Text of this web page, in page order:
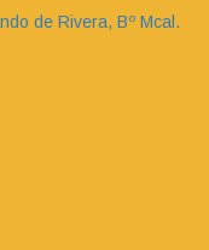
de Rivera, Bº Mcal.